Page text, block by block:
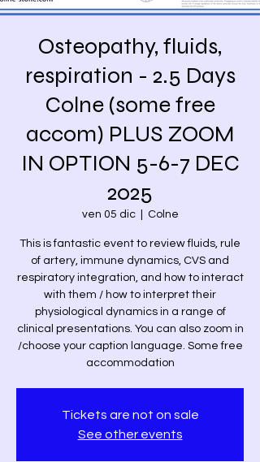
Osteopathy, fluids,
respiration - 2.5 Days
Colne (some free
accom) PLUS ZOOM
IN OPTION 5-6-7 DEC
2025
ven 05 dic
  |
Colne
This is fantastic event to review fluids, rule
of artery, immune dynamics, CVS and
respiratory integration, and how to interact
with them / how to interpret their
physiological dynamics in a range of
clinical presentations. You can also zoom in
/choose your caption language. Some free
accommodation
Tickets are not on sale
See other events